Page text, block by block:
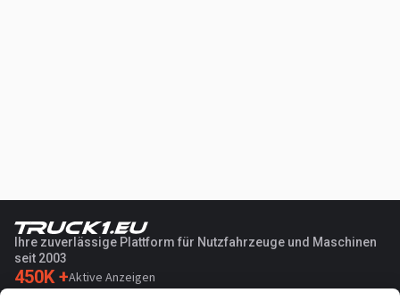
Ihre zuverlässige Plattform für Nutzfahrzeuge und Maschinen
seit 2003
450K +Aktive Anzeigen